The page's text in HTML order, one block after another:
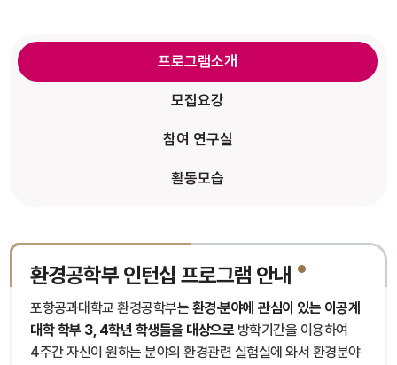
프로그램소개
모집요강
참여 연구실
활동모습
환경공학부 인턴십 프로그램 안내
포항공과대학교 환경공학부는 환경·분야에 관심이 있는 이공계
대학 학부 3, 4학년 학생들을 대상으로 방학기간을 이용하여
4주간 자신이 원하는 분야의 환경관련 실험실에 와서 환경분야